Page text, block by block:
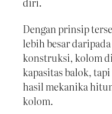
Dengan prinsip
lebih besar
konstruksi, kolom
kapasitas balok,
hasil mekanika
kolom.